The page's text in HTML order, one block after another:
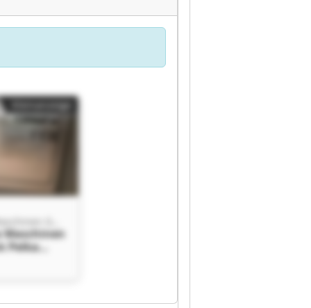
Maschinen
Pelka